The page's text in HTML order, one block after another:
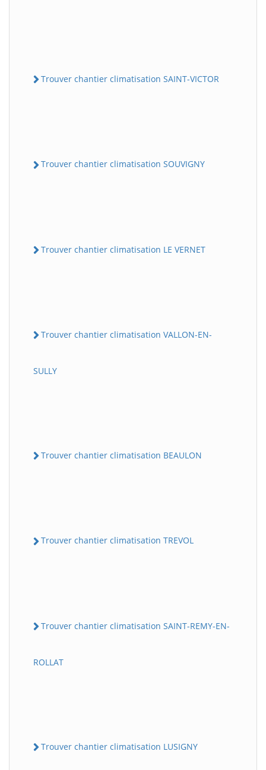
Trouver chantier climatisation SAINT-VICTOR
Trouver chantier climatisation SOUVIGNY
Trouver chantier climatisation LE VERNET
Trouver chantier climatisation VALLON-EN-
SULLY
Trouver chantier climatisation BEAULON
Trouver chantier climatisation TREVOL
Trouver chantier climatisation SAINT-REMY-EN-
ROLLAT
Trouver chantier climatisation LUSIGNY